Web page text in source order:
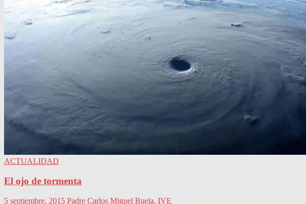
ACTUALIDAD
El ojo de tormenta
5 septiembre, 2015 Padre Carlos Miguel Buela, IVE